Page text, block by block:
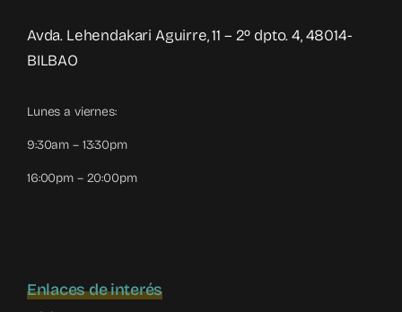
Avda. Lehendakari Aguirre, 11 – 2º dpto. 4, 48014-
BILBAO
Lunes a viernes:
9:30am – 13:30pm
16:00pm – 20:00pm
Enlaces de interés